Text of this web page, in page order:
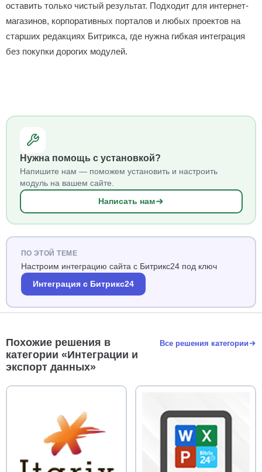
оставить только чистый результат. Подходит для интернет-
магазинов, корпоративных порталов и любых проектов на
старших редакциях Битрикса, где нужна гибкая интеграция
без покупки дорогих модулей.
Нужна помощь с установкой?
Напишите нам — поможем установить и настроить
модуль на вашем сайте.
Написать нам
ПО ЭТОЙ ТЕМЕ
Настроим интеграцию сайта с Битрикс24 под ключ
Интеграция с Битрикс24
Похожие решения в
категории «Интеграции и
экспорт данных»
Все решения категории